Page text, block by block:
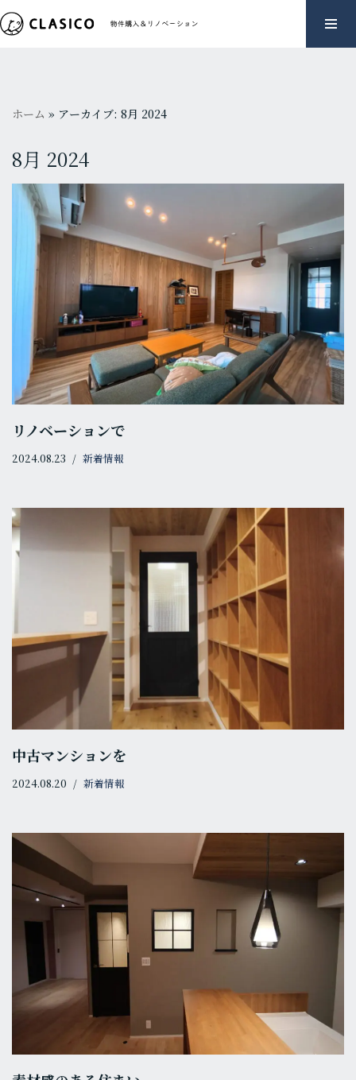
ツ
ス
キ
ホーム » アーカイブ: 8月 2024
8月 2024
リノベーションで
2024.08.23 新着情報
中古マンションを
2024.08.20 新着情報